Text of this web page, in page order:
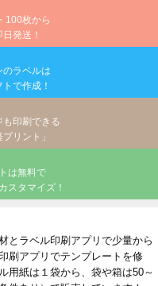
100枚から
発送！
のラベルは
で作成！
も印刷できる
リント」
は無料で
スタマイズ！
とラベル印刷アプリで少量から
刷アプリでテンプレートを修
用紙は１袋から、袋や箱は50～